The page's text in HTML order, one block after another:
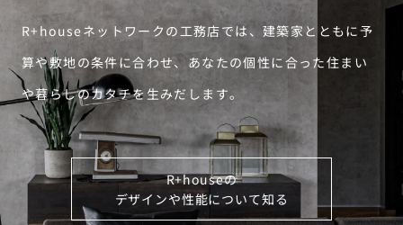
R+houseネットワークの工務店では、建築家とともに予
算や敷地の条件に合わせ、あなたの個性に合った住まい
や暮らしのカタチを生みだします。
R+houseの
デザインや性能について知る